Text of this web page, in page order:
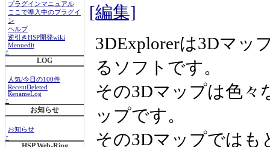
プラグインマニュアル
ここで導入中のプラグイ
ン
ヘルプ
逆引きHSP開発wiki
Menuedit
↑
LOG
人気/今日の100件
RecentDeleted
RenameLog
↑
お知らせ
お知らせ
↑
[編集]
3DExplorerは3Dマッ
るソフトです。
その3Dマップは色々
ップです。
その3Dマップでは